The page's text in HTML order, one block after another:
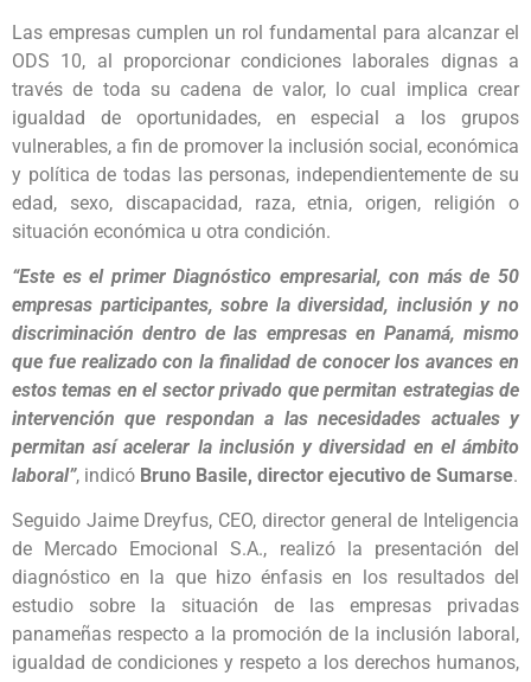
Las empresas cumplen un rol fundamental para alcanzar el
ODS 10, al proporcionar condiciones laborales dignas a
través de toda su cadena de valor, lo cual implica crear
igualdad de oportunidades, en especial a los grupos
vulnerables, a fin de promover la inclusión social, económica
y política de todas las personas, independientemente de su
edad, sexo, discapacidad, raza, etnia, origen, religión o
situación económica u otra condición.
“Este es el primer Diagnóstico empresarial, con más de 50
empresas participantes, sobre la diversidad, inclusión y no
discriminación dentro de las empresas en Panamá, mismo
que fue realizado con la finalidad de conocer los avances en
estos temas en el sector privado que permitan estrategias de
intervención que respondan a las necesidades actuales y
permitan así acelerar la inclusión y diversidad en el ámbito
laboral”, indicó Bruno Basile, director ejecutivo de Sumarse.
Seguido Jaime Dreyfus, CEO, director general de Inteligencia
de Mercado Emocional S.A., realizó la presentación del
diagnóstico en la que hizo énfasis en los resultados del
estudio sobre la situación de las empresas privadas
panameñas respecto a la promoción de la inclusión laboral,
igualdad de condiciones y respeto a los derechos humanos,